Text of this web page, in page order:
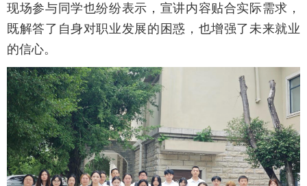
现场参与同学也纷纷表示，宣讲内容贴合实际需求，
既解答了自身对职业发展的困惑，也增强了未来就业
的信心。